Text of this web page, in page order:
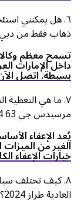
ذهاب فقط من دبي
تسمح معظم
داخل الإمارات
بسيطة. اتصل الآن
٧. ما هي التغطية
مرسيدس جي 63 2024؟
يُعد الإعفاء
خيارات الإعفاء
العادية طراز 2024؟